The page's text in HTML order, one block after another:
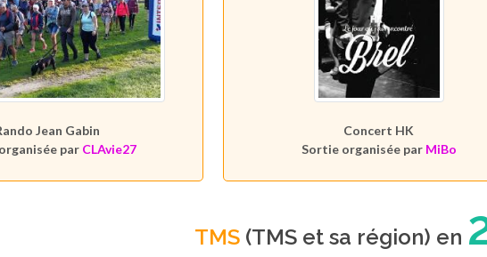
Jean Gabin
par CLAvie27
Concert HK
Sortie organisée par MiBo
TMS (TMS et sa région) en